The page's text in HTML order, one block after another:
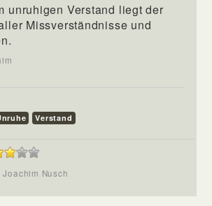
unruhigen Verstand liegt der
Missverständnisse und
Verstand
Joachim Nusch